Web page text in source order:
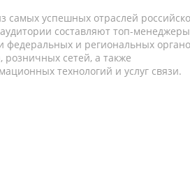
самых успешных отраслей
составляют топ-
федеральных и региональных
сетей, а также
технологий и услуг связи.